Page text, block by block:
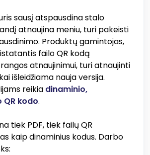
sausį atspausdina stalo
atnaujina meniu, turi pakeisti
Produktų gamintojas,
failo QR kodą
atnaujinimui, turi atnaujinti
išleidžiama nauja versija.
reikia dinaminio,
kodo.
tiek PDF, tiek failų QR
kaip dinaminius kodus. Darbo